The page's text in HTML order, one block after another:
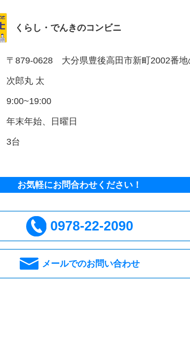
くらし・でんきのコンビニ
〒879-0628 大分県豊後高田市新町2002番地
次郎丸 太
9:00~19:00
年末年始、日曜日
3台
お気軽にお問合わせください！
0978-22-2090
メールでのお問い合わせ